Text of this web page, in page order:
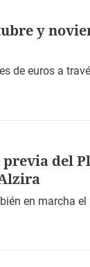
y
de euros a
del
en marcha